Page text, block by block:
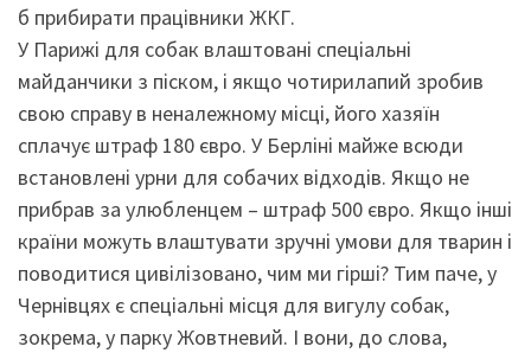
б прибирати працівники ЖКГ.
У Парижі для собак влаштовані спеціальні
майданчики з піском, і якщо чотирилапий зробив
свою справу в неналежному місці, його хазяїн
сплачує штраф 180 євро. У Берліні майже всюди
встановлені урни для собачих відходів. Якщо не
прибрав за улюбленцем – штраф 500 євро. Якщо інші
країни можуть влаштувати зручні умови для тварин і
поводитися цивілізовано, чим ми гірші? Тим паче, у
Чернівцях є спеціальні місця для вигулу собак,
зокрема, у парку Жовтневий. І вони, до слова,